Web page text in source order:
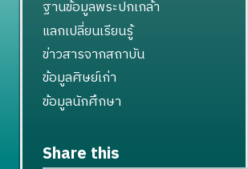
ฐานข้อมูลพระปกเกล้า
แลกเปลี่ยนเรียนรู้
ข่าวสารจากสถาบัน
ข้อมูลศิษย์เก่า
ข้อมูลนักศึกษา
Share this